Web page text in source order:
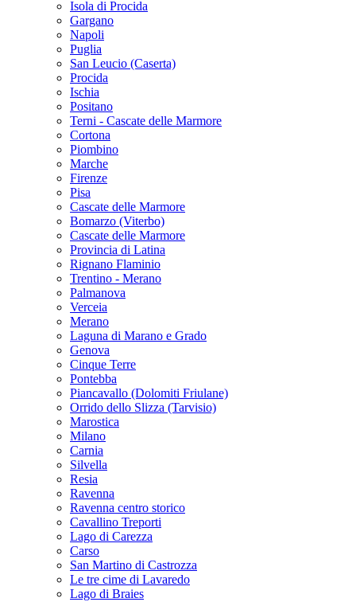
Isola di Procida
Gargano
Napoli
Puglia
San Leucio (Caserta)
Procida
Ischia
Positano
Terni - Cascate delle Marmore
Cortona
Piombino
Marche
Firenze
Pisa
Cascate delle Marmore
Bomarzo (Viterbo)
Cascate delle Marmore
Provincia di Latina
Rignano Flaminio
Trentino - Merano
Palmanova
Verceia
Merano
Laguna di Marano e Grado
Genova
Cinque Terre
Pontebba
Piancavallo (Dolomiti Friulane)
Orrido dello Slizza (Tarvisio)
Marostica
Milano
Carnia
Silvella
Resia
Ravenna
Ravenna centro storico
Cavallino Treporti
Lago di Carezza
Carso
San Martino di Castrozza
Le tre cime di Lavaredo
Lago di Braies